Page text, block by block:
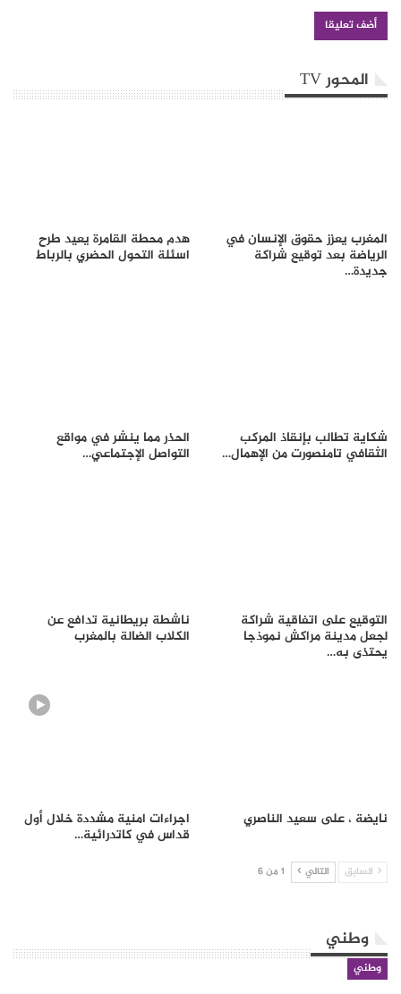
المحور TV
المغرب يعزز حقوق الإنسان في
الرياضة بعد توقيع شراكة
جديدة…
هدم محطة القامرة يعيد طرح
اسئلة التحول الحضري بالرباط
شكاية تطالب بإنقاذ المركب
الثقافي تامنصورت من الإهمال…
الحذر مما ينشر في مواقع
التواصل الإجتماعي…
التوقيع على اتفاقية شراكة
لجعل مدينة مراكش نموذجا
يحتذى به…
ناشطة بريطانية تدافع عن
الكلاب الضالة بالمغرب
نايضة ، على سعيد الناصري اجراءات امنية مشددة خلال أول
قداس في كاتدرائية…
السابق التالي 1 من 6
وطني
وطني